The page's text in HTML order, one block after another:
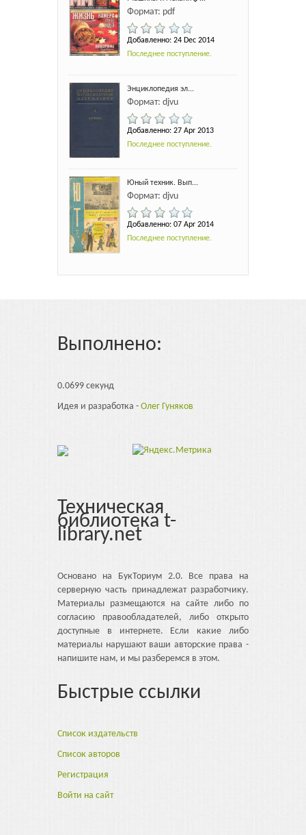
Формат: pdf
Добавленно: 24 Dec 2014
Последнее поступление.
Энциклопедия эл...
Формат: djvu
Добавленно: 27 Apr 2013
Последнее поступление.
Юный техник. Вып...
Формат: djvu
Добавленно: 07 Apr 2014
Последнее поступление.
Выполнено:
0.0699 секунд
Идея и разработка - Олег Гуняков
Техническая
библиотека t-
library.net
Основано на БукТориум 2.0. Все права на
серверную часть принадлежат разработчику.
Материалы размещаются на сайте либо по
согласию правообладателей, либо открыто
доступные в интернете. Если какие либо
материалы нарушают ваши авторские права -
напишите нам, и мы разберемся в этом.
Быстрые ссылки
Список издательств
Список авторов
Регистрация
Войти на сайт